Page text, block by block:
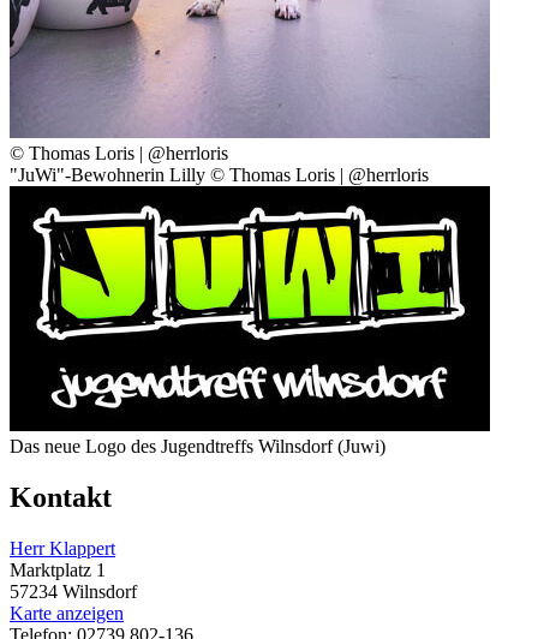
© Thomas Loris | @herrloris
"JuWi"-Bewohnerin Lilly © Thomas Loris | @herrloris
Das neue Logo des Jugendtreffs Wilnsdorf (Juwi)
Kontakt
Herr Klappert
Marktplatz 1
57234 Wilnsdorf
Karte anzeigen
Telefon: 02739 802-136